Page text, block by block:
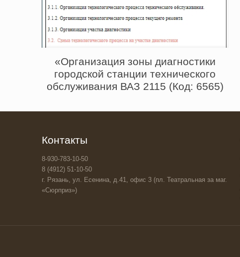
«Организация зоны диагностики
городской станции технического
обслуживания ВАЗ 2115 (Код: 6565)
Контакты
8-930-783-10-50
8 (4912) 51-10-50
г. Рязань, ул. Есенина, д.41, офис 3 (пл. Театральная за маг.
«Сюрприз»)